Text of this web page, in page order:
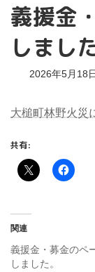
義援金
しまし
2026年5月18日
大槌町林野火災
共有:
関連
義援金・募金のペ
しました。